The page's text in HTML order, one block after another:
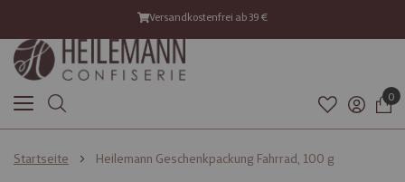
Versandkostenfrei ab 39 €
0
Startseite Heilemann Geschenkpackung Fahrrad, 100 g